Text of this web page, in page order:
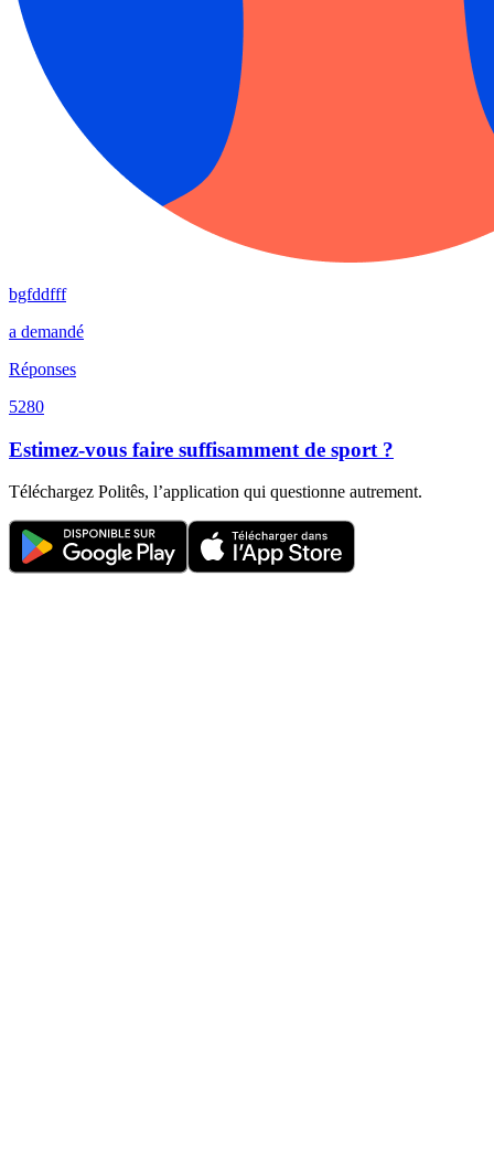
bgfddfff
a demandé
Réponses
5280
Estimez-vous faire suffisamment de sport ?
Téléchargez Politês, l’application qui questionne autrement.